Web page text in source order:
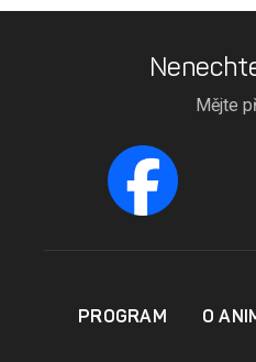
Mějte
PROGRAM O